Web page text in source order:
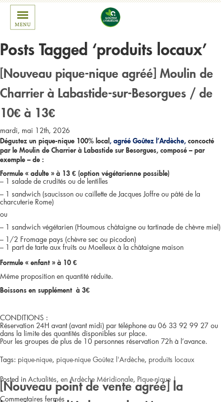
Posts Tagged ‘produits locaux’
[Nouveau pique-nique agréé] Moulin de
Charrier à Labastide-sur-Besorgues / de
10€ à 13€
mardi, mai 12th, 2026
Dégustez un pique-nique 100% local , agréé Goûtez l’Ardèche, concocté
par le Moulin de Charrier à Labastide sur Besorgues, composé – par
exemple – de :
Formule « adulte » à 13 € (option végétarienne possible)
– 1 salade de crudités ou de lentilles
– 1 sandwich (saucisson ou caillette de Jacques Joffre ou pâté de la
charcuterie Rome)
ou
– 1 sandwich végétarien (Houmous châtaigne ou tartinade de chèvre miel)
– 1/2 Fromage pays (chèvre sec ou picodon)
– 1 part de tarte aux fruits ou Moelleux à la châtaigne maison
Formule « enfant » à 10 €
Même proposition en quantité réduite.
Boissons en supplément à 3€
CONDITIONS :
Réservation 24H avant (avant midi) par téléphone au 06 33 92 99 27 ou
dans la limite des quantités disponibles sur place.
Pour les groupes de plus de 10 personnes réservation 72h à l’avance.
Tags: pique-nique, pique-nique Goûtez l'Ardèche, produits locaux
Posted in Actualités, en Ardèche Méridionale, Pique-nique |
Commentaires fermés sur
[Nouveau point de vente agréé] la